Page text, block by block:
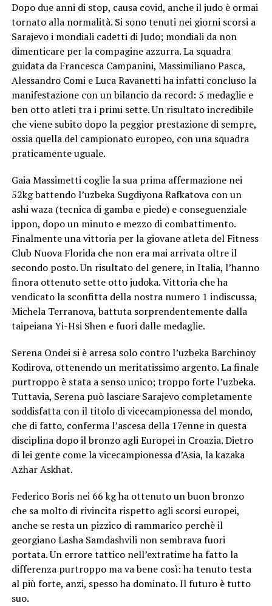
Dopo due anni di stop, causa covid, anche il judo è ormai
tornato alla normalità. Si sono tenuti nei giorni scorsi a
Sarajevo i mondiali cadetti di Judo; mondiali da non
dimenticare per la compagine azzurra. La squadra
guidata da Francesca Campanini, Massimiliano Pasca,
Alessandro Comi e Luca Ravanetti ha infatti concluso la
manifestazione con un bilancio da record: 5 medaglie e
ben otto atleti tra i primi sette. Un risultato incredibile
che viene subito dopo la peggior prestazione di sempre,
ossia quella del campionato europeo, con una squadra
praticamente uguale.
Gaia Massimetti coglie la sua prima affermazione nei
52kg battendo l’uzbeka Sugdiyona Rafkatova con un
ashi waza (tecnica di gamba e piede) e conseguenziale
ippon, dopo un minuto e mezzo di combattimento.
Finalmente una vittoria per la giovane atleta del Fitness
Club Nuova Florida che non era mai arrivata oltre il
secondo posto. Un risultato del genere, in Italia, l’hanno
finora ottenuto sette otto judoka. Vittoria che ha
vendicato la sconfitta della nostra numero 1 indiscussa,
Michela Terranova, battuta sorprendentemente dalla
taipeiana Yi-Hsi Shen e fuori dalle medaglie.
Serena Ondei si è arresa solo contro l’uzbeka Barchinoy
Kodirova, ottenendo un meritatissimo argento. La finale
purtroppo è stata a senso unico; troppo forte l’uzbeka.
Tuttavia, Serena può lasciare Sarajevo completamente
soddisfatta con il titolo di vicecampionessa del mondo,
che di fatto, conferma l’ascesa della 17enne in questa
disciplina dopo il bronzo agli Europei in Croazia. Dietro
di lei gente come la vicecampionessa d’Asia, la kazaka
Azhar Askhat.
Federico Boris nei 66 kg ha ottenuto un buon bronzo
che sa molto di rivincita rispetto agli scorsi europei,
anche se resta un pizzico di rammarico perchè il
georgiano Lasha Samdashvili non sembrava fuori
portata. Un errore tattico nell’extratime ha fatto la
differenza purtroppo ma va bene così: ha tenuto testa
al più forte, anzi, spesso ha dominato. Il futuro è tutto
suo.